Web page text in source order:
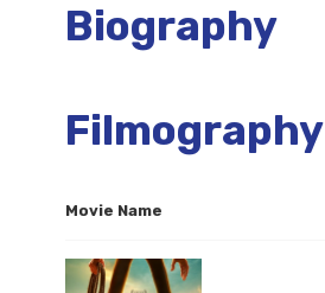
Biography
Filmography
Movie Name